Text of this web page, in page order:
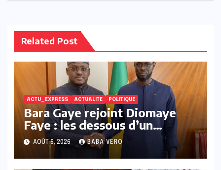
Related Post
ACTU_EXPRESS ACTUALITE POLITIQUE
Bara Gaye rejoint Diomaye
Faye : les dessous d’un
rapprochement politique
marqué par deux rencontres
clés
AOÛT 6, 2026 BABA VERO